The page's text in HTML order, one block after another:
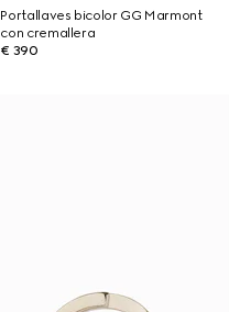
Portallaves bicolor GG Marmont
con cremallera
€ 390